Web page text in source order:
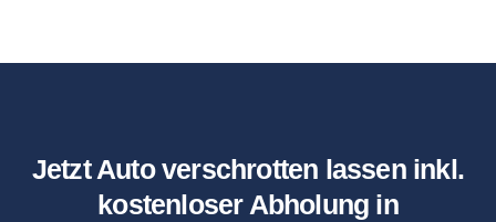
Jetzt Auto verschrotten lassen inkl.
kostenloser Abholung in